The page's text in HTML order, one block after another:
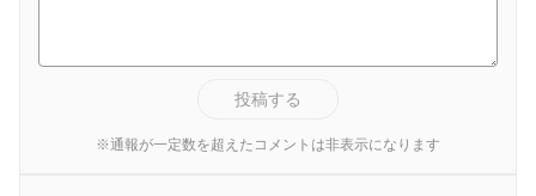
投稿する
※通報が一定数を超えたコメントは非表示になります